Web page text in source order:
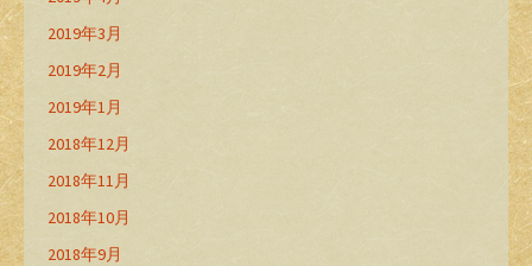
2019年3月
2019年2月
2019年1月
2018年12月
2018年11月
2018年10月
2018年9月